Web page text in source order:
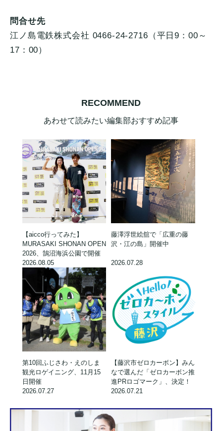
問合せ先
江ノ島電鉄株式会社 0466-24-2716（平日9：00～
17：00）
RECOMMEND
あわせて読みたい編集部おすすめ記事
【aicco行ってみた】
MURASAKI SHONAN OPEN
2026、鵠沼海浜公園で開催
2026.08.05
藤澤浮世絵舘で「広重の藤
沢・江の島」開催中
2026.07.28
第10回ふじさわ・えのしま
観光ロゲイニング、11月15
日開催
2026.07.27
【藤沢市ゼロカーボン】みん
なで選んだ「ゼロカーボン推
進PRロゴマーク」、決定！
2026.07.21